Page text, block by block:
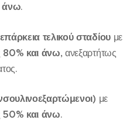
άνω.
τελικού σταδίουμε
80% και άνω, ανεξαρτήτως
με
50% και άνω.